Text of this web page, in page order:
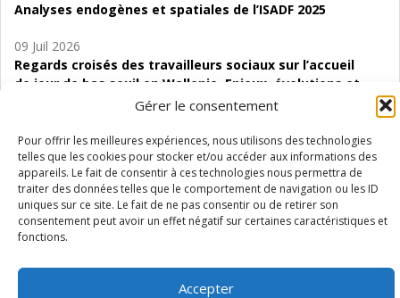
Gérer le consentement
Pour offrir les meilleures expériences, nous utilisons des technologies
telles que les cookies pour stocker et/ou accéder aux informations des
appareils. Le fait de consentir à ces technologies nous permettra de
traiter des données telles que le comportement de navigation ou les ID
uniques sur ce site. Le fait de ne pas consentir ou de retirer son
consentement peut avoir un effet négatif sur certaines caractéristiques et
fonctions.
Accepter
Analyses endogènes et spatiales de l’ISADF 2025
09 Juil 2026
Regards croisés des travailleurs sociaux sur l’accueil
de jour de bas seuil en Wallonie. Enjeux, évolutions et
06 Juil 2026
Étude d’évaluabilité des Structures
d’accompagnement à l’autocréation d’emploi (SAACE)
01 Juil 2026
Pénurie du personnel infirmier :quels indicateurs
Wallonie ?